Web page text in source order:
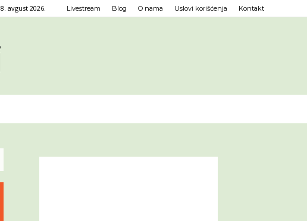
8. avgust 2026. Livestream Blog O nama Uslovi korišćenja Kontakt